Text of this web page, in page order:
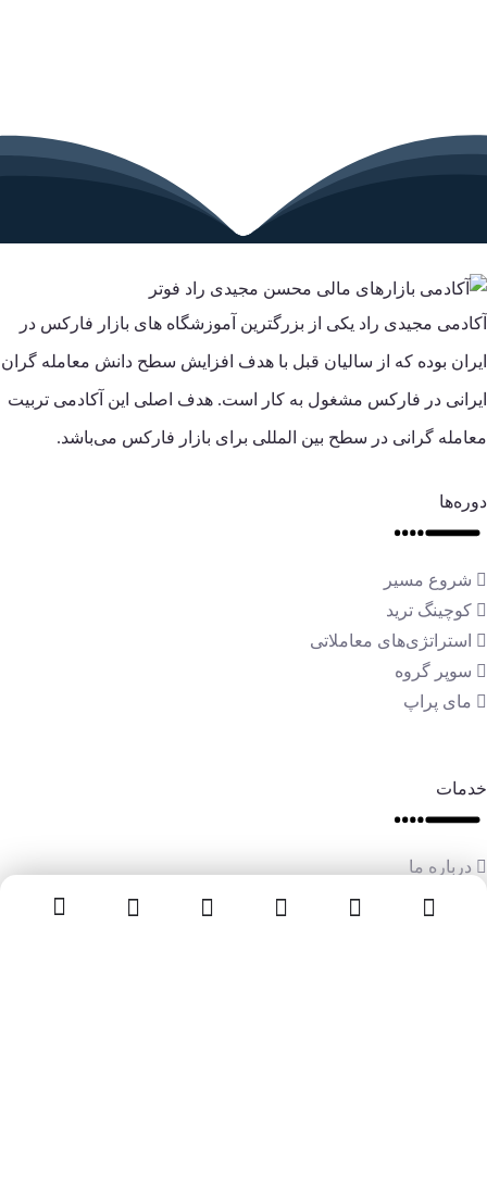
آکادمی مجیدی راد یکی از بزرگترین آموزشگاه های بازار فارکس در
ایران بوده که از سالیان قبل با هدف افزایش سطح دانش معامله گران
ایرانی در فارکس مشغول به کار است. هدف اصلی این آکادمی تربیت
معامله گرانی در سطح بین المللی برای بازار فارکس می‌باشد.
دوره‌ها
شروع مسیر
کوچینگ ترید
استراتژی‌های معاملاتی
سوپر گروه
مای پراپ
خدمات
درباره ما
وبلاگ و اخبار